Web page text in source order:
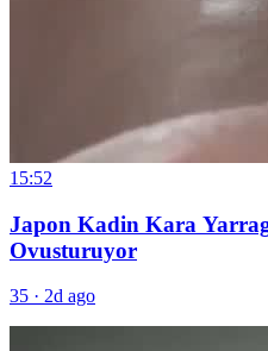
15:52
Japon Kadin Kara
Ovusturuyor
35 · 2d ago